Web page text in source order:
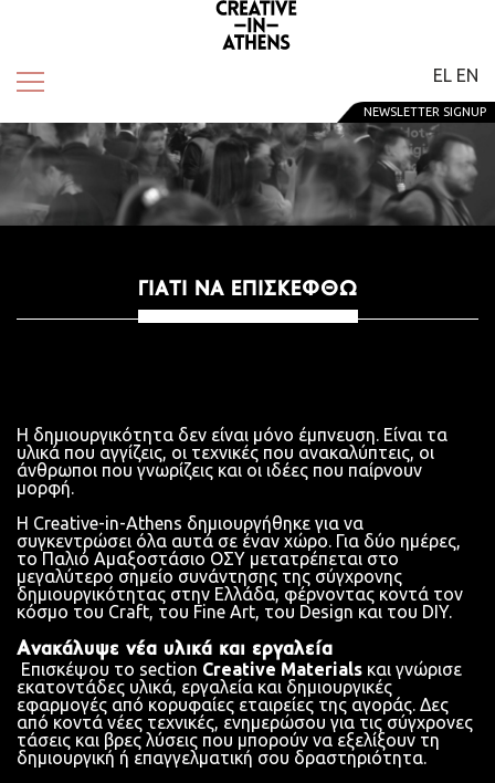
EL EN
NEWSLETTER SIGNUP
ΓΙΑΤΊ ΝΑ ΕΠΙΣΚΕΦΘΏ
Η δημιουργικότητα δεν είναι μόνο έμπνευση. Είναι τα
υλικά που αγγίζεις, οι τεχνικές που ανακαλύπτεις, οι
άνθρωποι που γνωρίζεις και οι ιδέες που παίρνουν
μορφή.
Η Creative-in-Athens δημιουργήθηκε για να
συγκεντρώσει όλα αυτά σε έναν χώρο. Για δύο ημέρες,
το Παλιό Αμαξοστάσιο ΟΣΥ μετατρέπεται στο
μεγαλύτερο σημείο συνάντησης της σύγχρονης
δημιουργικότητας στην Ελλάδα, φέρνοντας κοντά τον
κόσμο του Craft, του Fine Art, του Design και του DIY.
Ανακάλυψε νέα υλικά και εργαλεία
Επισκέψου το section Creative Materials και γνώρισε
εκατοντάδες υλικά, εργαλεία και δημιουργικές
εφαρμογές από κορυφαίες εταιρείες της αγοράς. Δες
από κοντά νέες τεχνικές, ενημερώσου για τις σύγχρονες
τάσεις και βρες λύσεις που μπορούν να εξελίξουν τη
δημιουργική ή επαγγελματική σου δραστηριότητα.